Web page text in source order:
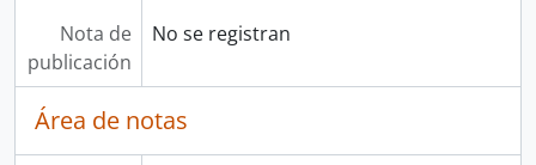
Nota de
publicación
No se registran
Área de notas